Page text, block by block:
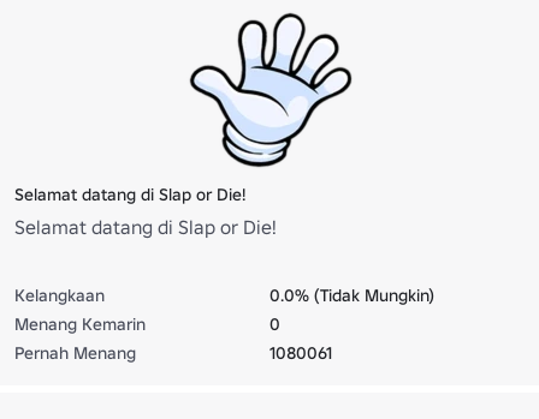
Selamat datang di Slap or Die!
Selamat datang di Slap or Die!
Kelangkaan
0.0% (Tidak Mungkin)
Menang Kemarin
0
Pernah Menang
1080061